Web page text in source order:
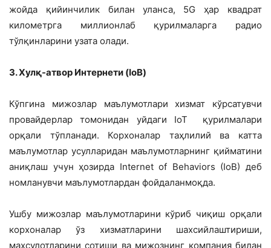
жойда қийинчилик билан уланса, 5G ҳар квадрат
километрга миллионлаб қурилмаларга радио
тўлқинларини узата олади.
3. Хулқ-атвор Интернети (IoB)
Кўпгина мижозлар маълумотлари хизмат кўрсатувчи
провайдерлар томонидан уйдаги IoT қурилмалари
орқали тўпланади. Корхоналар таҳлилий ва катта
маълумотлар усулларидан маълумотларнинг қийматини
аниқлаш учун ҳозирда Internet of Behaviors (IoB) деб
номланувчи маълумотлардан фойдаланмоқда.
Ушбу мижозлар маълумотларини кўриб чиқиш орқали
корхоналар ўз хизматларини шахсийлаштириши,
маҳсулотларини сотиши ва мижознинг компания билан